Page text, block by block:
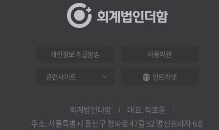
개인정보 취급방침 이용약관
인트라넷
회계법인더함
대표. 최호윤
주소. 서울특별시 용산구 청파로 47길 52 명신프라자 6층